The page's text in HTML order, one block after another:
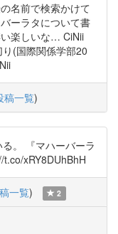
名前で検索かけて
ーラタについて書
楽しいな… CiNii
(国際関係学部20
稿一覧)
。 『マハーバーラ
xRY8DUhBhH
一覧) 2